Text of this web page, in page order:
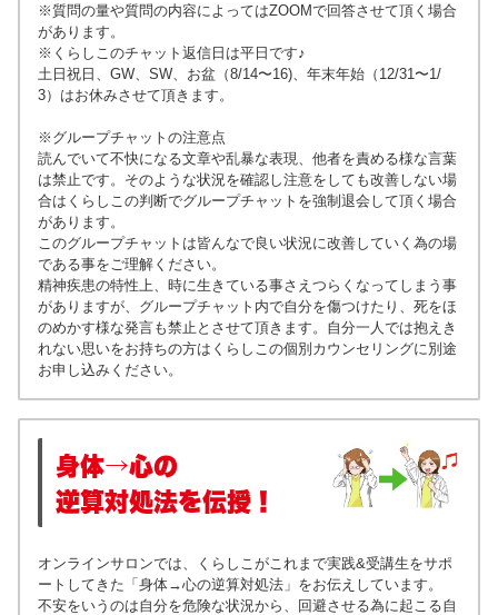
※質問の量や質問の内容によってはZOOMで回答させて頂く場合
があります。
※ くらしこのチャット返信日は平日です♪
土日祝日、GW、SW、お盆（8/14〜16)、年末年始（12/31〜1/
3）はお休みさせて頂きます。
※グループチャットの注意点
読んでいて不快になる文章や乱暴な表現、他者を責める様な言葉
は禁止です。そのような状況を確認し注意をしても改善しない場
合はくらしこの判断でグループチャットを強制退会して頂く場合
があります。
このグループチャットは皆んなで良い状況に改善していく為の場
である事をご理解ください。
精神疾患の特性上、時に生きている事さえつらくなってしまう事
がありますが、グループチャット内で自分を傷つけたり、死をほ
のめかす様な発言も禁止とさせて頂きます。自分一人では抱えき
れない思いをお持ちの方はくらしこの個別カウンセリングに別途
お申し込みください。
身体→心の
逆算対処法を伝授！
オンラインサロンでは、くらしこがこれまで実践&受講生をサポ
ートしてきた「身体→心の逆算対処法」をお伝えしています。
不安をいうのは自分を危険な状況から、回避させる為に起こる自